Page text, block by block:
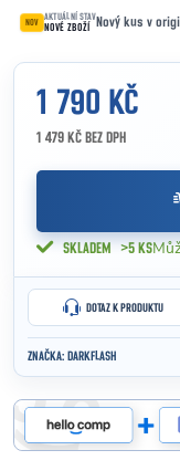
NOV AKTUÁLNÍ STAV
NOVÉ ZBOŽÍ Nový kus v
1 790 KČ
1 479 KČ BEZ DPH
SKLADEM >5 KS
DOTAZ K PRODUKTU
ZNAČKA: DARKFLASH